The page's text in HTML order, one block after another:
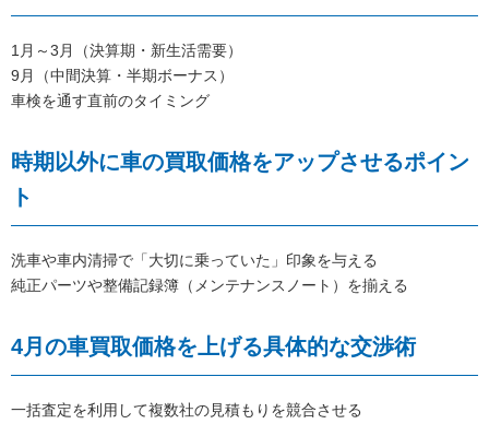
1月～3月（決算期・新生活需要）
9月（中間決算・半期ボーナス）
車検を通す直前のタイミング
時期以外に車の買取価格をアップさせるポイン
ト
洗車や車内清掃で「大切に乗っていた」印象を与える
純正パーツや整備記録簿（メンテナンスノート）を揃える
4月の車買取価格を上げる具体的な交渉術
一括査定を利用して複数社の見積もりを競合させる